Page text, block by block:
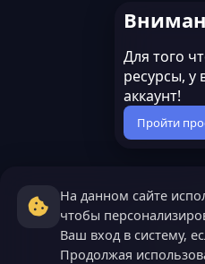
Для того
ресурсы, у
аккаунт!
Пройти
На данном сайте
чтобы
Ваш вход в систему,
Продолжая